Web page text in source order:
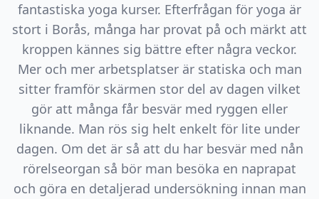
fantastiska yoga kurser. Efterfrågan för yoga är
stort i Borås, många har provat på och märkt att
kroppen kännes sig bättre efter några veckor.
Mer och mer arbetsplatser är statiska och man
sitter framför skärmen stor del av dagen vilket
gör att många får besvär med ryggen eller
liknande. Man rös sig helt enkelt för lite under
dagen. Om det är så att du har besvär med nån
rörelseorgan så bör man besöka en naprapat
och göra en detaljerad undersökning innan man